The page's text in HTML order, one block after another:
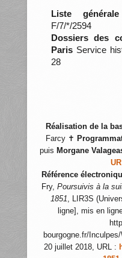
Liste
F/7/*/2594
Dossiers des
ParisService
28
Réalisation de la
Farcy ✝
puis Morgane
Référence
Fry, Poursuivis à la
1851, LIR3S
ligne], mis en
bourgogne.fr/
20 juillet 2018, URL :